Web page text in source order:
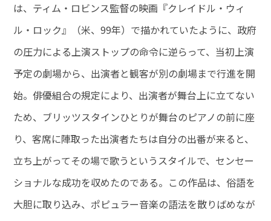
は、ティム・ロビンス監督の映画『クレイドル・ウィ
ル・ロック』（米、99年）で描かれていたように、政府
の圧力による上演ストップの命令に逆らって、当初上演
予定の劇場から、出演者と観客が別の劇場まで行進を開
始。俳優組合の規定により、出演者が舞台上に立てない
ため、ブリッツスタインひとりが舞台のピアノの前に座
り、客席に陣取った出演者たちは自分の出番が来ると、
立ち上がってその場で歌うというスタイルで、センセー
ショナルな成功を収めたのである。この作品は、俗語を
大胆に取り込み、ポピュラー音楽の語法を散りばめなが